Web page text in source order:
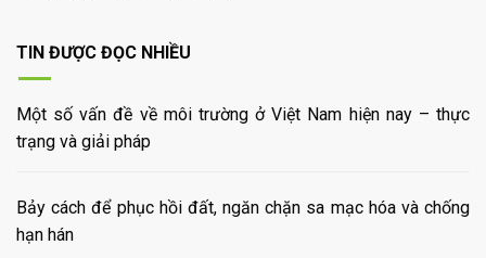
TIN ĐƯỢC ĐỌC NHIỀU
Một số vấn đề về môi trường ở Việt Nam hiện nay – thực
trạng và giải pháp
Bảy cách để phục hồi đất, ngăn chặn sa mạc hóa và chống
hạn hán